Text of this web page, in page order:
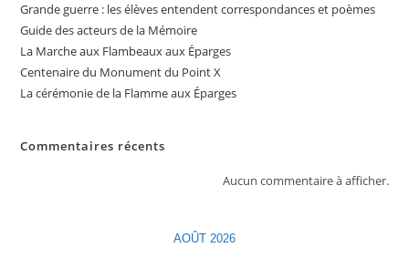
Grande guerre : les élèves entendent correspondances et poèmes
Guide des acteurs de la Mémoire
La Marche aux Flambeaux aux Éparges
Centenaire du Monument du Point X
La cérémonie de la Flamme aux Éparges
Commentaires récents
Aucun commentaire à afficher.
AOÛT 2026